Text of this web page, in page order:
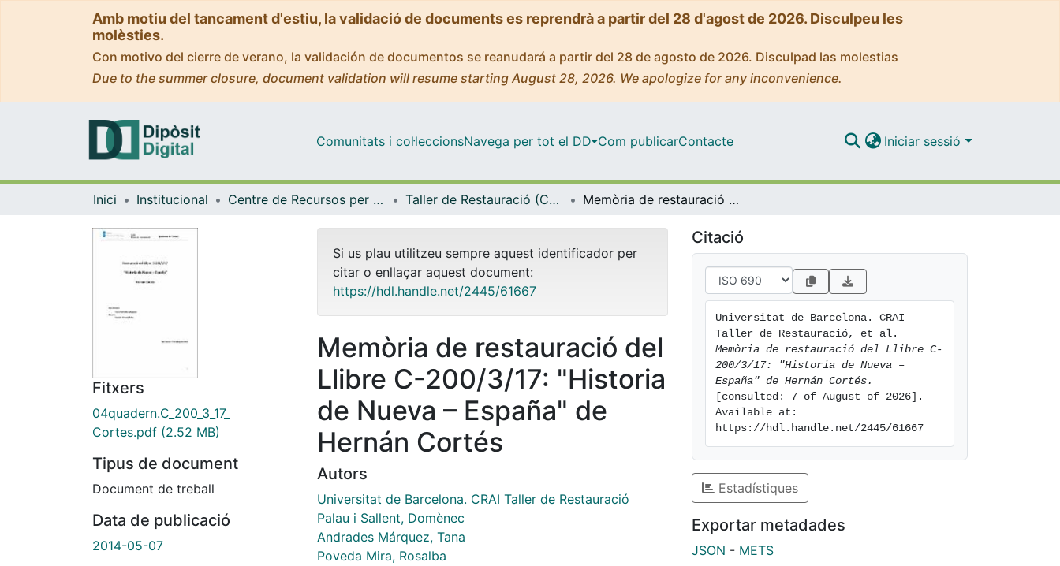
Amb motiu del tancament d'estiu, la validació de documents es reprendrà a partir del 28 d'agost de 2026. Disculpeu les
molèsties.
Con motivo del cierre de verano, la validación de documentos se reanudará a partir del 28 de agosto de 2026. Disculpad las molestias
Due to the summer closure, document validation will resume starting August 28, 2026. We apologize for any inconvenience.
Comunitats i col·leccionsNavega per tot el DD Com publicarContacte Iniciar sessió
Inici Institucional Centre de Recursos per a l'Aprenentatge i la Investigació (CRAI-UB) - Institucional Taller de Restauració (CRAI-UB) Memòria de restauració del Llibre C-200/3/17: "Historia de Nueva – España" de Hernán Cortés
Fitxers
04quadern.C_200_3_17_
Cortes.pdf (2.52 MB)
Tipus de document
Document de treball
Data de publicació
2014-05-07
Si us plau utilitzeu sempre aquest identificador per
citar o enllaçar aquest document:
https://hdl.handle.net/2445/61667
Memòria de restauració del
Llibre C-200/3/17: "Historia
de Nueva – España" de
Hernán Cortés
Autors
Universitat de Barcelona. CRAI Taller de Restauració
Palau i Sallent, Domènec
Andrades Márquez, Tana
Poveda Mira, Rosalba
Citació
Universitat de Barcelona. CRAI
Memòria de restauració del Llibre C-
200/3/17: "Historia de Nueva –
España" de Hernán Cortés.
[consulted: 7 of August of 2026].
Available at:
https://hdl.handle.net/2445/61667
Estadístiques
Exportar metadades
JSON - METS